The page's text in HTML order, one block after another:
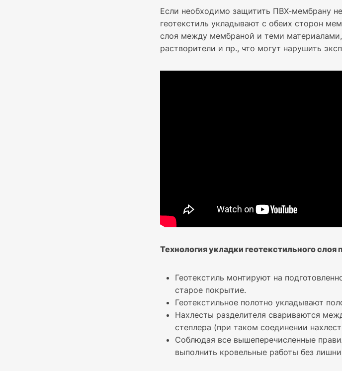
Если необходимо защитить ПВХ-мембрану
геотекстиль укладывают с обеих сторон
слоя между мембраной и теми
растворители и пр., что могут нарушить
Технология укладки геотекстильного
Геотекстиль монтируют на
старое покрытие.
Геотекстильное полотно укладывают
Нахлесты разделителя свариваются
степлера (при таком соединении
Соблюдая все вышеперечисленные
выполнить кровельные работы без